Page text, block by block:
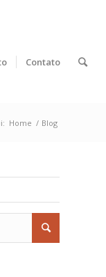
Contato
Home / Blog